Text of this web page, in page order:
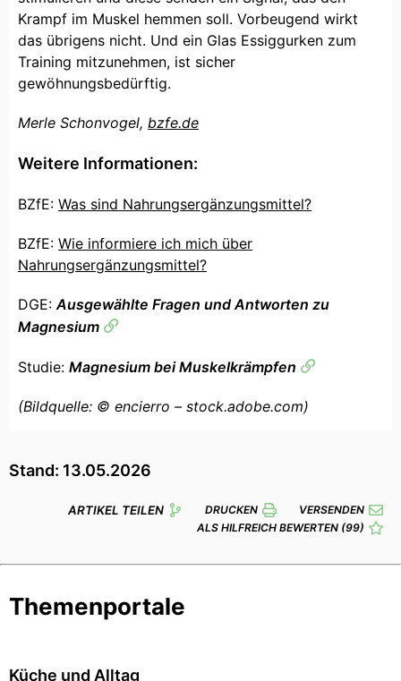
Krampf im Muskel hemmen soll. Vorbeugend wirkt
das übrigens nicht. Und ein Glas Essiggurken zum
Training mitzunehmen, ist sicher
gewöhnungsbedürftig.
Merle Schonvogel, bzfe.de
Weitere Informationen:
BZfE: Was sind Nahrungsergänzungsmittel?
BZfE: Wie informiere ich mich über
Nahrungsergänzungsmittel?
DGE: Ausgewählte Fragen und Antworten zu
Magnesium
Studie: Magnesium bei Muskelkrämpfen
(Bildquelle: © encierro – stock.adobe.com)
Stand: 13.05.2026
ARTIKEL TEILEN DRUCKEN
VERSENDEN
ALS HILFREICH BEWERTEN (99)
Themenportale
Küche und Alltag